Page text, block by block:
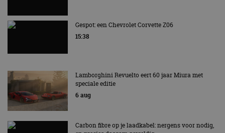
Gespot: een Chevrolet Corvette Z06
15:38
Lamborghini Revuelto eert 60 jaar Miura met
speciale editie
6 aug
Carbon fibre op je laadkabel: nergens voor nodig,